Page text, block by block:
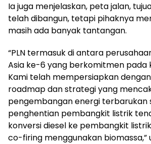
Ia juga menjelaskan, peta jalan,
telah dibangun, tetapi pihaknya
masih ada banyak tantangan.
“PLN termasuk di antara
Asia ke-6 yang berkomitmen pada
Kami telah mempersiapkan
roadmap dan strategi yang
pengembangan energi terbarukan
penghentian pembangkit listrik
konversi diesel ke pembangkit
co-firing menggunakan biomassa,”